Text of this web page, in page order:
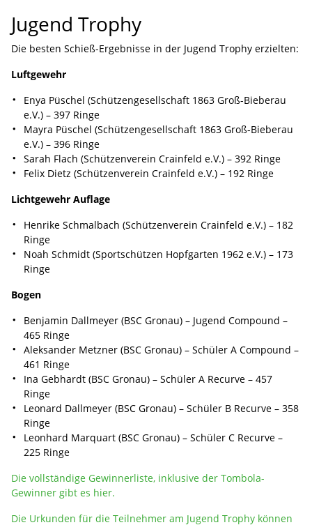
Jugend Trophy
Die besten Schieß-Ergebnisse in der Jugend Trophy erzielten:
Luftgewehr
Enya Püschel (Schützengesellschaft 1863 Groß-Bieberau
e.V.) – 397 Ringe
Mayra Püschel (Schützengesellschaft 1863 Groß-Bieberau
e.V.) – 396 Ringe
Sarah Flach (Schützenverein Crainfeld e.V.) – 392 Ringe
Felix Dietz (Schützenverein Crainfeld e.V.) – 192 Ringe
Lichtgewehr Auflage
Henrike Schmalbach (Schützenverein Crainfeld e.V.) – 182
Ringe
Noah Schmidt (Sportschützen Hopfgarten 1962 e.V.) – 173
Ringe
Bogen
Benjamin Dallmeyer (BSC Gronau) – Jugend Compound –
465 Ringe
Aleksander Metzner (BSC Gronau) – Schüler A Compound –
461 Ringe
Ina Gebhardt (BSC Gronau) – Schüler A Recurve – 457
Ringe
Leonard Dallmeyer (BSC Gronau) – Schüler B Recurve – 358
Ringe
Leonhard Marquart (BSC Gronau) – Schüler C Recurve –
225 Ringe
Die vollständige Gewinnerliste, inklusive der Tombola-
Gewinner gibt es hier.
Die Urkunden für die Teilnehmer am Jugend Trophy können